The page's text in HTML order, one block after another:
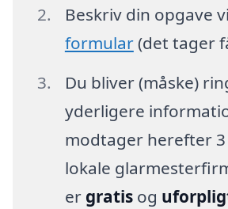
Beskriv din opgave
formular(det tager
Du bliver (måske)
yderligere
modtager herefter
lokale
er gratisog